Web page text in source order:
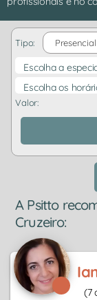
Tipo: Presencial
Escolha a
Escolha os
Valor:
A Psitto
Cruzeiro:
(7